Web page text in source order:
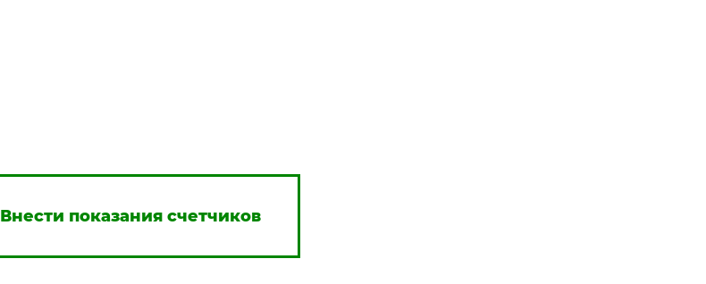
Внести показания счетчиков